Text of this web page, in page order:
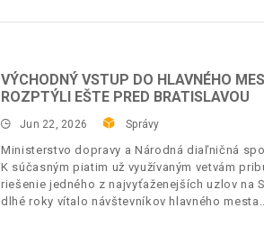
VÝCHODNÝ VSTUP DO HLAVNÉHO
ROZPTÝLI EŠTE PRED BRATISLAVOU
Jun 22, 2026 Správy
Ministerstvo dopravy a Národná diaľničná
K súčasným piatim už využívaným vetvám
riešenie jedného z najvyťaženejších uzlov
dlhé roky vítalo návštevníkov hlavného mesta.